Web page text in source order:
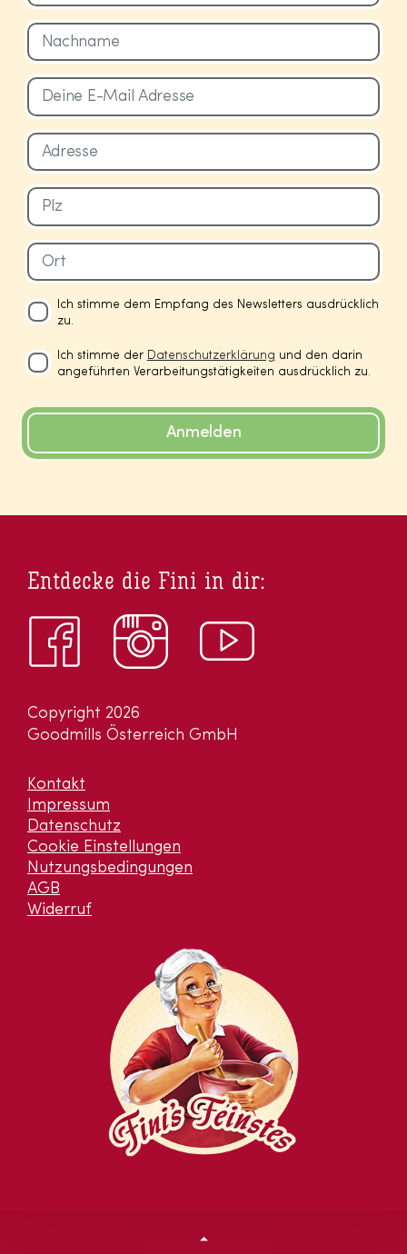
Ich stimme dem Empfang des Newsletters ausdrücklich
zu.
Ich stimme der Datenschutzerklärung und den darin
angeführten Verarbeitungstätigkeiten ausdrücklich zu.
Anmelden
Copyright 2026
Goodmills Österreich GmbH
Kontakt
Impressum
Datenschutz
Cookie Einstellungen
Nutzungsbedingungen
AGB
Widerruf
Entdecke die Fini in dir: